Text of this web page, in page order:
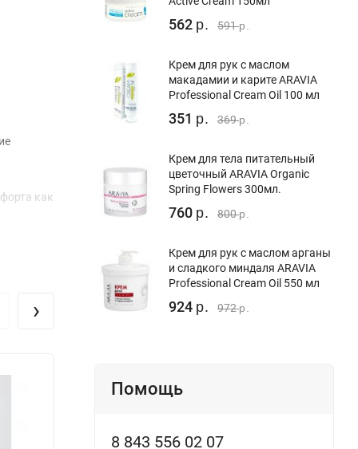
как
›
562 р. 591р.
Крем для рук с маслом
макадамии и карите ARAVIA
Professional Cream Oil 100 мл
351 р. 369р.
Крем для тела питательный
цветочный ARAVIA Organic
Spring Flowers 300мл.
760 р. 800р.
Крем для рук c маслом арганы
и сладкого миндаля ARAVIA
Professional Cream Oil 550 мл
924 р. 972р.
Помощь
8 843 556 02 07